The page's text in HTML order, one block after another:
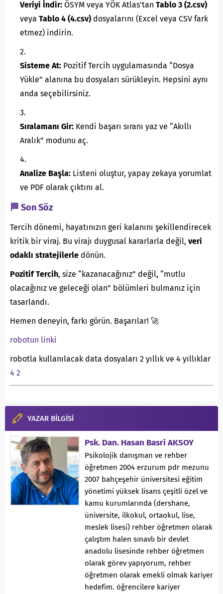
Veriyi İndir: ÖSYM veya YÖK Atlas’tan Tablo 3 (2.csv)
veya Tablo 4 (4.csv) dosyalarını (Excel veya CSV fark
etmez) indirin.
Sisteme At: Pozitif Tercih uygulamasında “Dosya
Yükle” alanına bu dosyaları sürükleyin. Hepsini aynı
anda seçebilirsiniz.
Sıralamanı Gir: Kendi başarı sıranı yaz ve “Akıllı
Aralık” modunu aç.
Analize Başla: Listeni oluştur, yapay zekaya yorumlat
ve PDF olarak çıktını al.
🏁 Son Söz
Tercih dönemi, hayatınızın geri kalanını şekillendirecek
kritik bir viraj. Bu virajı duygusal kararlarla değil, veri
odaklı stratejilerle dönün.
Pozitif Tercih, size “kazanacağınız” değil, “mutlu
olacağınız ve geleceği olan” bölümleri bulmanız için
tasarlandı.
Hemen deneyin, farkı görün. Başarılar! 🚀
robotun linki
robotla kullanılacak data dosyaları 2 yıllık ve 4 yıllıklar
4 2
YAZAR BİLGİSİ
Psk. Dan. Hasan Basri AKSOY
Psikolojik danışman ve rehber
öğretmen 2004 erzurum pdr mezunu
2007 bahçeşehir üniversitesi eğitim
yönetimi yüksek lisans çeşitli özel ve
kamu kurumlarında (dershane,
üniversite, ilkokul, ortaokul, lise,
meslek lisesi) rehber öğretmen olarak
çalıştım halen sınavlı bir devlet
anadolu lisesinde rehber öğretmen
olarak görev yapıyorum, rehber
öğretmen olarak emekli olmak kariyer
hedefim. öğrencilere kariyer